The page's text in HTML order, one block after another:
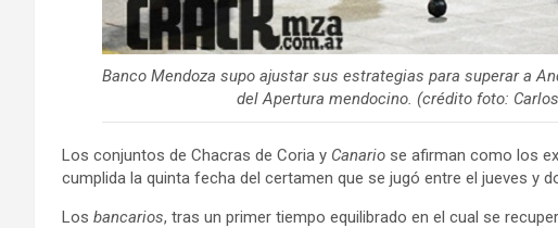
Banco Mendoza supo ajustar sus estrategias para superar a
del Apertura mendocino. (crédito foto:
Los conjuntos de Chacras de Coria y Canario se afirman como los
cumplida la quinta fecha del certamen que se jugó entre el jueves y
Los bancarios, tras un primer tiempo equilibrado en el cual se